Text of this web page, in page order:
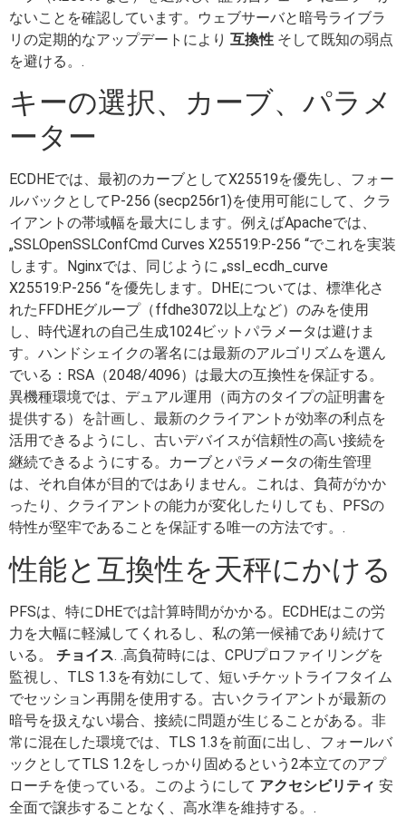
ないことを確認しています。ウェブサーバと暗号ライブラ
リの定期的なアップデートにより 互換性 そして既知の弱点
を避ける。.
キーの選択、カーブ、パラメ
ーター
ECDHEでは、最初のカーブとしてX25519を優先し、フォー
ルバックとしてP-256 (secp256r1)を使用可能にして、クラ
イアントの帯域幅を最大にします。例えばApacheでは、
„SSLOpenSSLConfCmd Curves X25519:P-256 “でこれを実装
します。Nginxでは、同じように „ssl_ecdh_curve
X25519:P-256 “を優先します。DHEについては、標準化さ
れたFFDHEグループ（ffdhe3072以上など）のみを使用
し、時代遅れの自己生成1024ビットパラメータは避けま
す。ハンドシェイクの署名には最新のアルゴリズムを選ん
でいる：RSA（2048/4096）は最大の互換性を保証する。
異機種環境では、デュアル運用（両方のタイプの証明書を
提供する）を計画し、最新のクライアントが効率の利点を
活用できるようにし、古いデバイスが信頼性の高い接続を
継続できるようにする。カーブとパラメータの衛生管理
は、それ自体が目的ではありません。これは、負荷がかか
ったり、クライアントの能力が変化したりしても、PFSの
特性が堅牢であることを保証する唯一の方法です。.
性能と互換性を天秤にかける
PFSは、特にDHEでは計算時間がかかる。ECDHEはこの労
力を大幅に軽減してくれるし、私の第一候補であり続けて
いる。 チョイス. .高負荷時には、CPUプロファイリングを
監視し、TLS 1.3を有効にして、短いチケットライフタイム
でセッション再開を使用する。古いクライアントが最新の
暗号を扱えない場合、接続に問題が生じることがある。非
常に混在した環境では、TLS 1.3を前面に出し、フォールバ
ックとしてTLS 1.2をしっかり固めるという2本立てのアプ
ローチを使っている。このようにして アクセシビリティ 安
全面で譲歩することなく、高水準を維持する。.